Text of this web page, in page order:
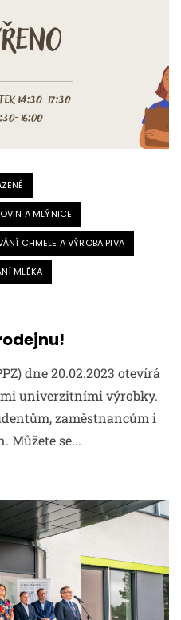
A MLÝNICE
CHMELE A VÝROBA PIVA
MLÉKA
dne 20.02.2023 otevírá
univerzitními výrobky.
zaměstnancům i
Můžete se...